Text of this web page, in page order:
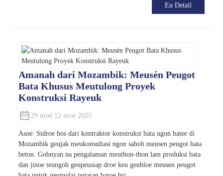
Eu Detail
Amanah dari Mozambik: Meusén Peugot
Bata Khusus Meutulong Proyek
Konstruksi Rayeuk
29 uroë 12 uroë 2025
Asoe: Sidroe bos dari kontraktor konstruksi bata ngon batee di
Mozambik geujak meukonsultasi ngon saboh meusen peugot bata
beton. Gobnyan na pengalaman meuthon-thon lam produksi bata
dan jinoe teungoh geupeusiap droe keu geubloe meusen peugot